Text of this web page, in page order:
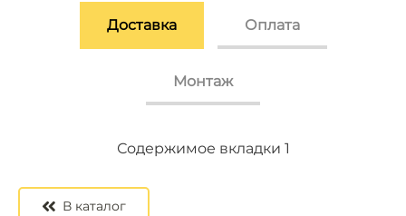
Доставка Оплата
Монтаж
Содержимое вкладки 1
Содержимое вкладки 2
Содержимое вкладки 3
В каталог